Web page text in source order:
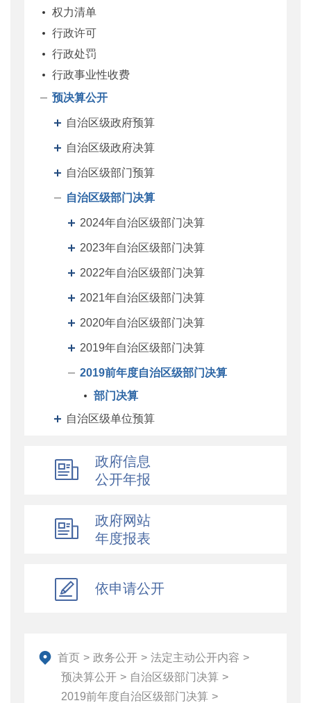
权力清单
行政许可
行政处罚
行政事业性收费
预决算公开
自治区级政府预算
自治区级政府决算
自治区级部门预算
自治区级部门决算
2024年自治区级部门决算
2023年自治区级部门决算
2022年自治区级部门决算
2021年自治区级部门决算
2020年自治区级部门决算
2019年自治区级部门决算
2019前年度自治区级部门决算
部门决算
自治区级单位预算
自治区财政厅机关预决算
地州预决算
绩效专栏
其他对外管理服务信息
执行公开
地方政府债务信息公开
财政数据
直达资金
政府信息
公开年报
政府网站
年度报表
依申请公开
首页 > 政务公开 > 法定主动公开内容 >
预决算公开 > 自治区级部门决算 >
2019前年度自治区级部门决算 >